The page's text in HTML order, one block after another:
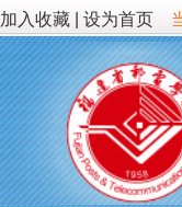
加入收藏|设为首页 当前时
首 页